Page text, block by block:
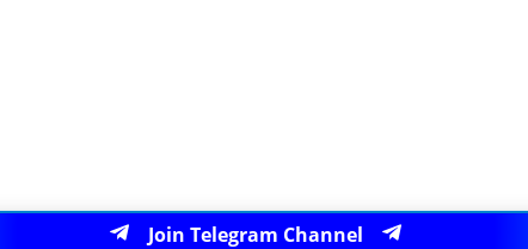
Join Telegram Channel